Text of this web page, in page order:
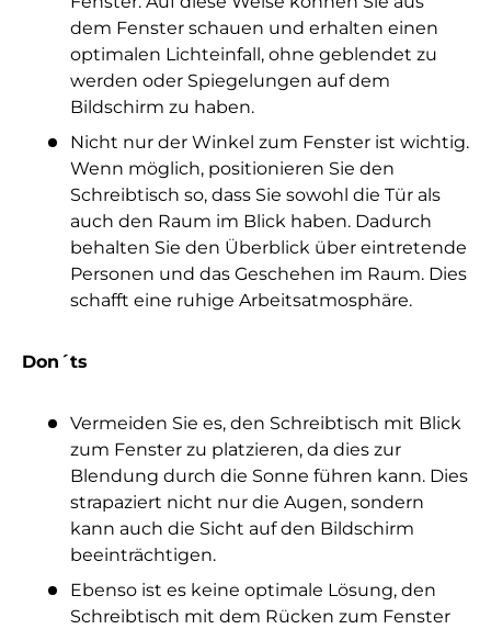
dem Fenster schauen und erhalten einen
optimalen Lichteinfall, ohne geblendet zu
werden oder Spiegelungen auf dem
Bildschirm zu haben.
Nicht nur der Winkel zum Fenster ist wichtig.
Wenn möglich, positionieren Sie den
Schreibtisch so, dass Sie sowohl die Tür als
auch den Raum im Blick haben. Dadurch
behalten Sie den Überblick über eintretende
Personen und das Geschehen im Raum. Dies
schafft eine ruhige Arbeitsatmosphäre.
Don´ts
Vermeiden Sie es, den Schreibtisch mit Blick
zum Fenster zu platzieren, da dies zur
Blendung durch die Sonne führen kann. Dies
strapaziert nicht nur die Augen, sondern
kann auch die Sicht auf den Bildschirm
beeinträchtigen.
Ebenso ist es keine optimale Lösung, den
Schreibtisch mit dem Rücken zum Fenster